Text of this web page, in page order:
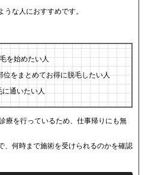
な人におすすめです。
を始めたい人
をまとめてお得に脱毛したい人
通いたい人
療を行っているため、仕事帰りにも無
、何時まで施術を受けられるのかを確認